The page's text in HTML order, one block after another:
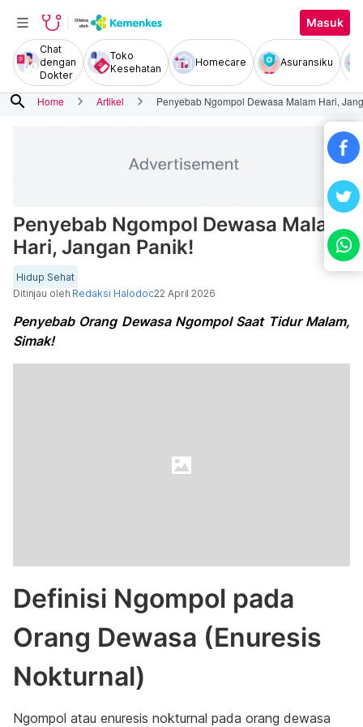
Masuk
Chat
dengan
Dokter
Toko
Kesehatan
Homecare Asuransiku
search Home Artikel Penyebab Ngompol Dewasa Malam Hari,
Penyebab Ngompol Dewasa Malam
Hari, Jangan Panik!
Hidup Sehat
Ditinjau oleh Redaksi Halodoc22 April 2026
Penyebab Orang Dewasa Ngompol Saat Tidur Malam,
Simak!
Definisi Ngompol pada
Orang Dewasa (Enuresis
Nokturnal)
Ngompol atau enuresis nokturnal pada orang dewasa